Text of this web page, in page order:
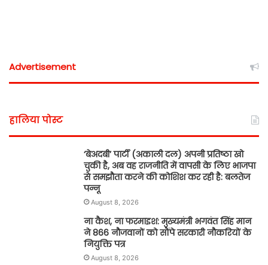
Advertisement
हालिया पोस्ट
‘बेअदबी’ पार्टी (अकाली दल) अपनी प्रतिष्ठा खो
चुकी है, अब वह राजनीति में वापसी के लिए भाजपा
से समझौता करने की कोशिश कर रही है: बलतेज
पन्नू
August 8, 2026
ना कैश, ना फरमाइश: मुख्यमंत्री भगवंत सिंह मान
ने 866 नौजवानों को सौंपे सरकारी नौकरियों के
नियुक्ति पत्र
August 8, 2026